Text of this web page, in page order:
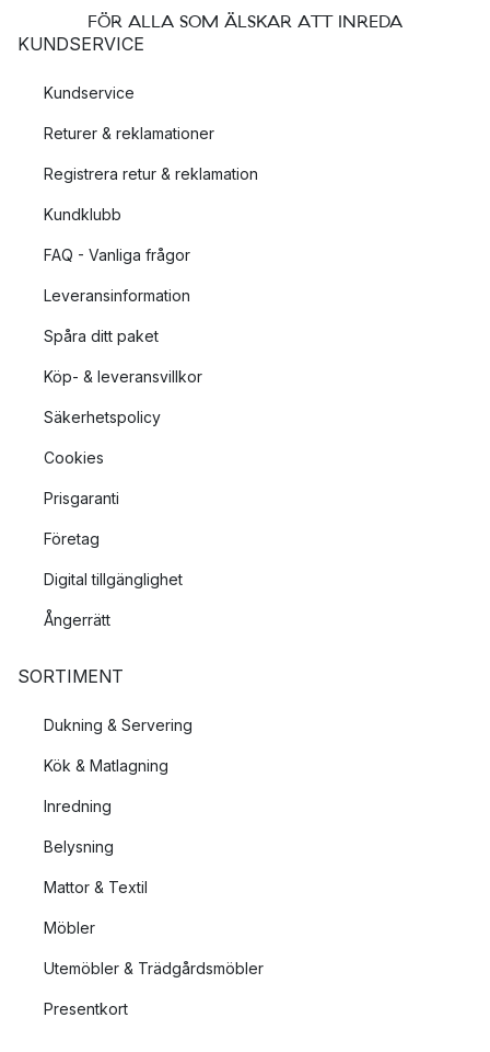
FÖR ALLA SOM ÄLSKAR ATT INREDA
KUNDSERVICE
Kundservice
Returer & reklamationer
Registrera retur & reklamation
Kundklubb
FAQ - Vanliga frågor
Leveransinformation
Spåra ditt paket
Köp- & leveransvillkor
Säkerhetspolicy
Cookies
Prisgaranti
Företag
Digital tillgänglighet
Ångerrätt
SORTIMENT
Dukning & Servering
Kök & Matlagning
Inredning
Belysning
Mattor & Textil
Möbler
Utemöbler & Trädgårdsmöbler
Presentkort